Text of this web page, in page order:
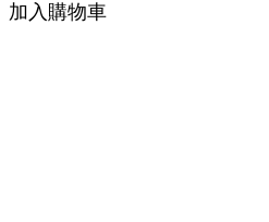
加入購物車